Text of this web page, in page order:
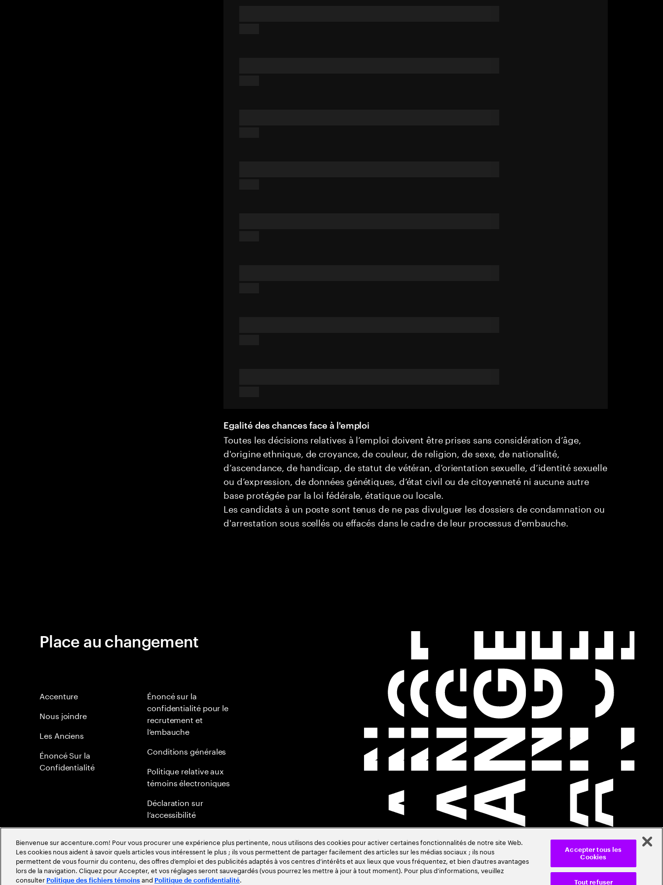
Egalité des chances face à l'emploi
Toutes les décisions relatives à l’emploi doivent être prises sans considération d’âge,
d'origine ethnique, de croyance, de couleur, de religion, de sexe, de nationalité,
d’ascendance, de handicap, de statut de vétéran, d’orientation sexuelle, d’identité sexuelle
ou d’expression, de données génétiques, d’état civil ou de citoyenneté ni aucune autre
base protégée par la loi fédérale, étatique ou locale.
Les candidats à un poste sont tenus de ne pas divulguer les dossiers de condamnation ou
d'arrestation sous scellés ou effacés dans le cadre de leur processus d'embauche.
Place au changement
Accenture
Nous joindre
Les Anciens
Énoncé Sur la
Confidentialité
Énoncé sur la
confidentialité pour le
recrutement et
l’embauche
Conditions générales
Politique relative aux
témoins électroniques
Déclaration sur
l’accessibilité
Politique mondiale de
méritocratie
Bienvenue sur accenture.com! Pour vous procurer une expérience plus pertinente, nous utilisons des cookies pour activer certaines fonctionnalités de notre site Web.
Les cookies nous aident à savoir quels articles vous intéressent le plus ; ils vous permettent de partager facilement des articles sur les médias sociaux ; ils nous
permettent de vous fournir du contenu, des offres d’emploi et des publicités adaptés à vos centres d’intérêts et aux lieux que vous fréquentez, et bien d’autres avantages
lors de la navigation. Cliquez pour Accepter, et vos réglages seront sauvegardés (vous pourrez les mettre à jour à tout moment). Pour plus d’informations, veuillez
consulter Politique des fichiers témoins and Politique de confidentialité. Tout refuser
Accepter tous les
Cookies